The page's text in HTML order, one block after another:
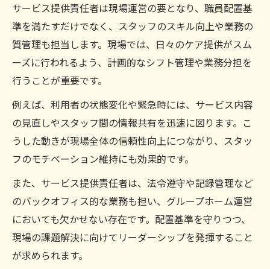
サービス提供責任者求人で求められる実務
経験
サービス提供責任者の求人票で確認すべき
条件
サービス提供責任者の経験年数と採用基準
を解説
サービス提供責任者求人選びで重視するポ
イント
方
これからサ責を目指すための最短ルート
サービス提供責任者になるための最短ルー
ト解説
サービス提供責任者は現場運営の要となり、職員配置基
準を満たすだけでなく、スタッフのスキル向上や業務の
質管理も担当します。現場では、日々のケア提供がスム
ーズに行われるよう、計画的なシフト管理や業務分担を
行うことが重要です。
例えば、利用者の状態変化や緊急時には、サービス内容
の見直しやスタッフ間の情報共有を迅速に図ります。こ
うした動きが現場全体の信頼性向上につながり、スタッ
フのモチベーション維持にも効果的です。
また、サービス提供責任者は、法令遵守や記録管理など
のバックオフィス的な業務も担い、グループホーム運営
においても欠かせない存在です。配置基準を守りつつ、
現場の課題解決に向けてリーダーシップを発揮すること
が求められます。